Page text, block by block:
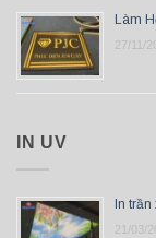
Làm
27/11/
IN UV
In
21/03/